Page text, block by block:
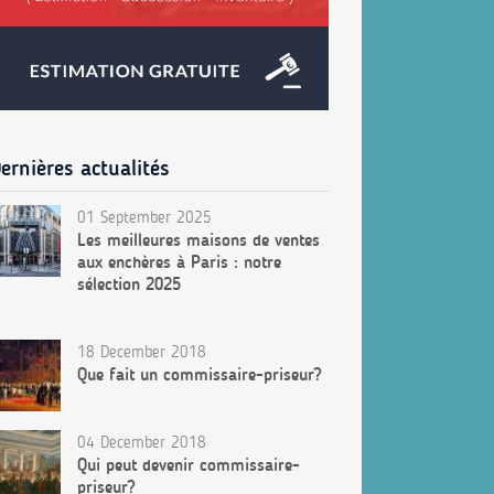
actualités
01 September 2025
Les meilleures maisons de ventes
aux enchères à Paris : notre
sélection 2025
18 December 2018
Que fait un commissaire-priseur?
04 December 2018
Qui peut devenir commissaire-
priseur?